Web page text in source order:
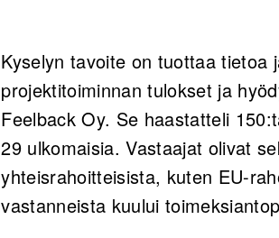
Kyselyn tavoite on tuottaa tietoa
projektitoiminnan tulokset ja
Feelback Oy. Se haastatteli
29 ulkomaisia. Vastaajat olivat
yhteisrahoitteisista, kuten EU-
vastanneista kuului